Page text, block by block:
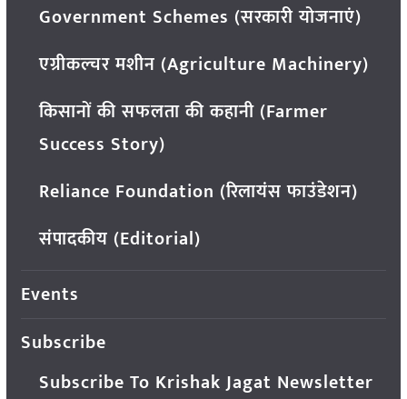
Government Schemes (सरकारी योजनाएं)
एग्रीकल्चर मशीन (Agriculture Machinery)
किसानों की सफलता की कहानी (Farmer
Success Story)
Reliance Foundation (रिलायंस फाउंडेशन)
संपादकीय (Editorial)
Events
Subscribe
Subscribe To Krishak Jagat Newsletter